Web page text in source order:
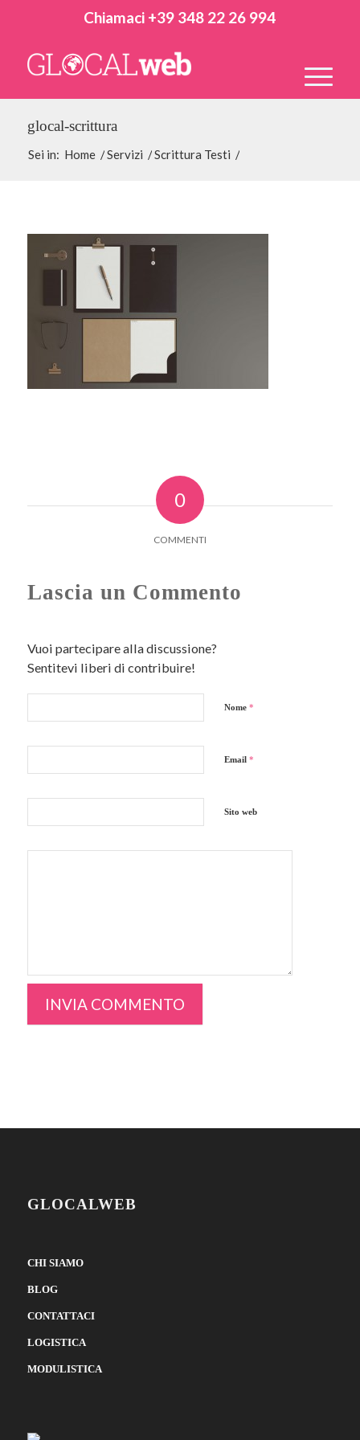
Chiamaci +39 348 22 26 994
glocal-scrittura
Sei in: Home /Servizi /Scrittura Testi /
0
COMMENTI
Lascia un Commento
Vuoi partecipare alla discussione?
Sentitevi liberi di contribuire!
Nome *
Email *
Sito web
GLOCALWEB
CHI SIAMO
BLOG
CONTATTACI
LOGISTICA
MODULISTICA